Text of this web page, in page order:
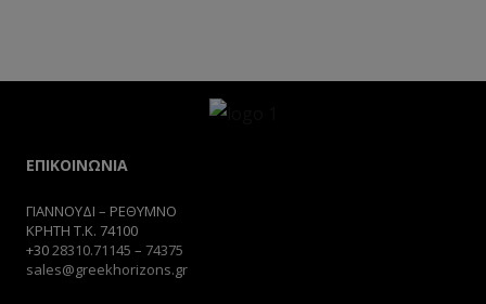
ΕΠΙΚΟΙΝΩΝΙΑ
ΓΙΑΝΝΟΥΔΙ – ΡΕΘΥΜΝΟ
ΚΡΗΤΗ Τ.Κ. 74100
+3028310.71145 – 74375
sales@greekhorizons.gr